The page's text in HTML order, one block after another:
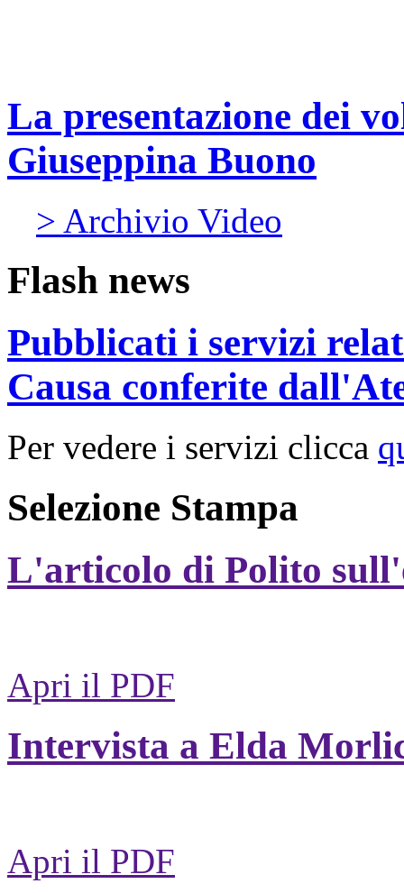
La presentazione dei
Giuseppina Buono
> Archivio Video
Flash news
Pubblicati i servizi
Causa conferite
Per vedere i servizi clicca
Selezione Stampa
L'articolo di Polito
Apri il PDF
Intervista a Elda
Apri il PDF